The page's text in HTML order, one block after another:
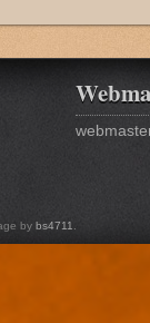
by bs4711